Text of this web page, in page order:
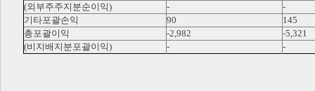
(외부주주지분순이익)
-
-
기타포괄손익
90
145
총포괄이익
-2,982
-5,321
(비지배지분포괄이익)
- -